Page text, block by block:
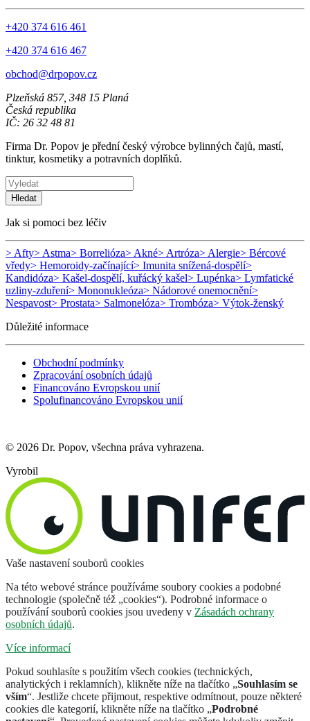
+420 374 616 461
+420 374 616 467
obchod@drpopov.cz
Plzeňská 857, 348 15 Planá
Česká republika
IČ: 26 32 48 81
Firma Dr. Popov je přední český výrobce bylinných čajů, mastí,
tinktur, kosmetiky a potravních doplňků.
Hledat
Jak si pomoci bez léčiv
> Afty> Astma> Borrelióza> Akné> Artróza> Alergie> Bércové
vředy> Hemoroidy-začínající> Imunita snížená-dospělí>
Kandidóza> Kašel-dospělí, kuřácký kašel> Lupénka> Lymfatické
uzliny-zduření> Mononukleóza> Nádorové onemocnění>
Nespavost> Prostata> Salmonelóza> Trombóza> Výtok-ženský
Důležité informace
Obchodní podmínky
Zpracování osobních údajů
Financováno Evropskou unií
Spolufinancováno Evropskou unií
© 2026 Dr. Popov, všechna práva vyhrazena.
Vyrobil
Vaše nastavení souborů cookies
Na této webové stránce používáme soubory cookies a podobné
technologie (společně též „cookies“). Podrobné informace o
používání souborů cookies jsou uvedeny v Zásadách ochrany
osobních údajů.
Více informací
Pokud souhlasíte s použitím všech cookies (technických,
analytických i reklamních), klikněte níže na tlačítko „Souhlasím se
vším“. Jestliže chcete přijmout, respektive odmítnout, pouze některé
cookies dle kategorií, klikněte níže na tlačítko „Podrobné